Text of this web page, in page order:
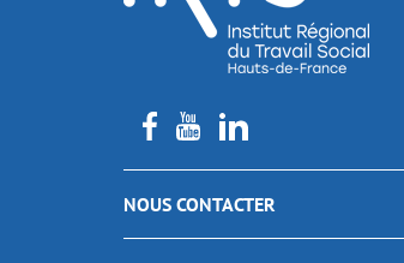
NOUS CONTACTER